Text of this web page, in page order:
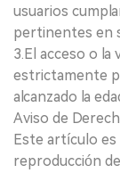
usuarios
pertinentes en
3.El acceso o
estrictamente
alcanzado la
Aviso de
Este artículo
reproducción